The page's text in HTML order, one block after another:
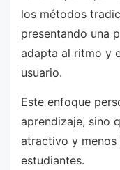
los métodos
presentando una
adapta al ritmo y
usuario.
Este enfoque
aprendizaje, sino
atractivo y menos
estudiantes.